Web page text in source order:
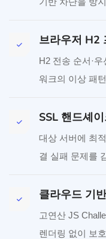
브라우저 H2
H2 전송 순서·
워크의 이상 패
SSL 핸드셰
대상 서버에 최
결 실패 문제를
클라우드 기
고연산 JS
렌더링 없이 보